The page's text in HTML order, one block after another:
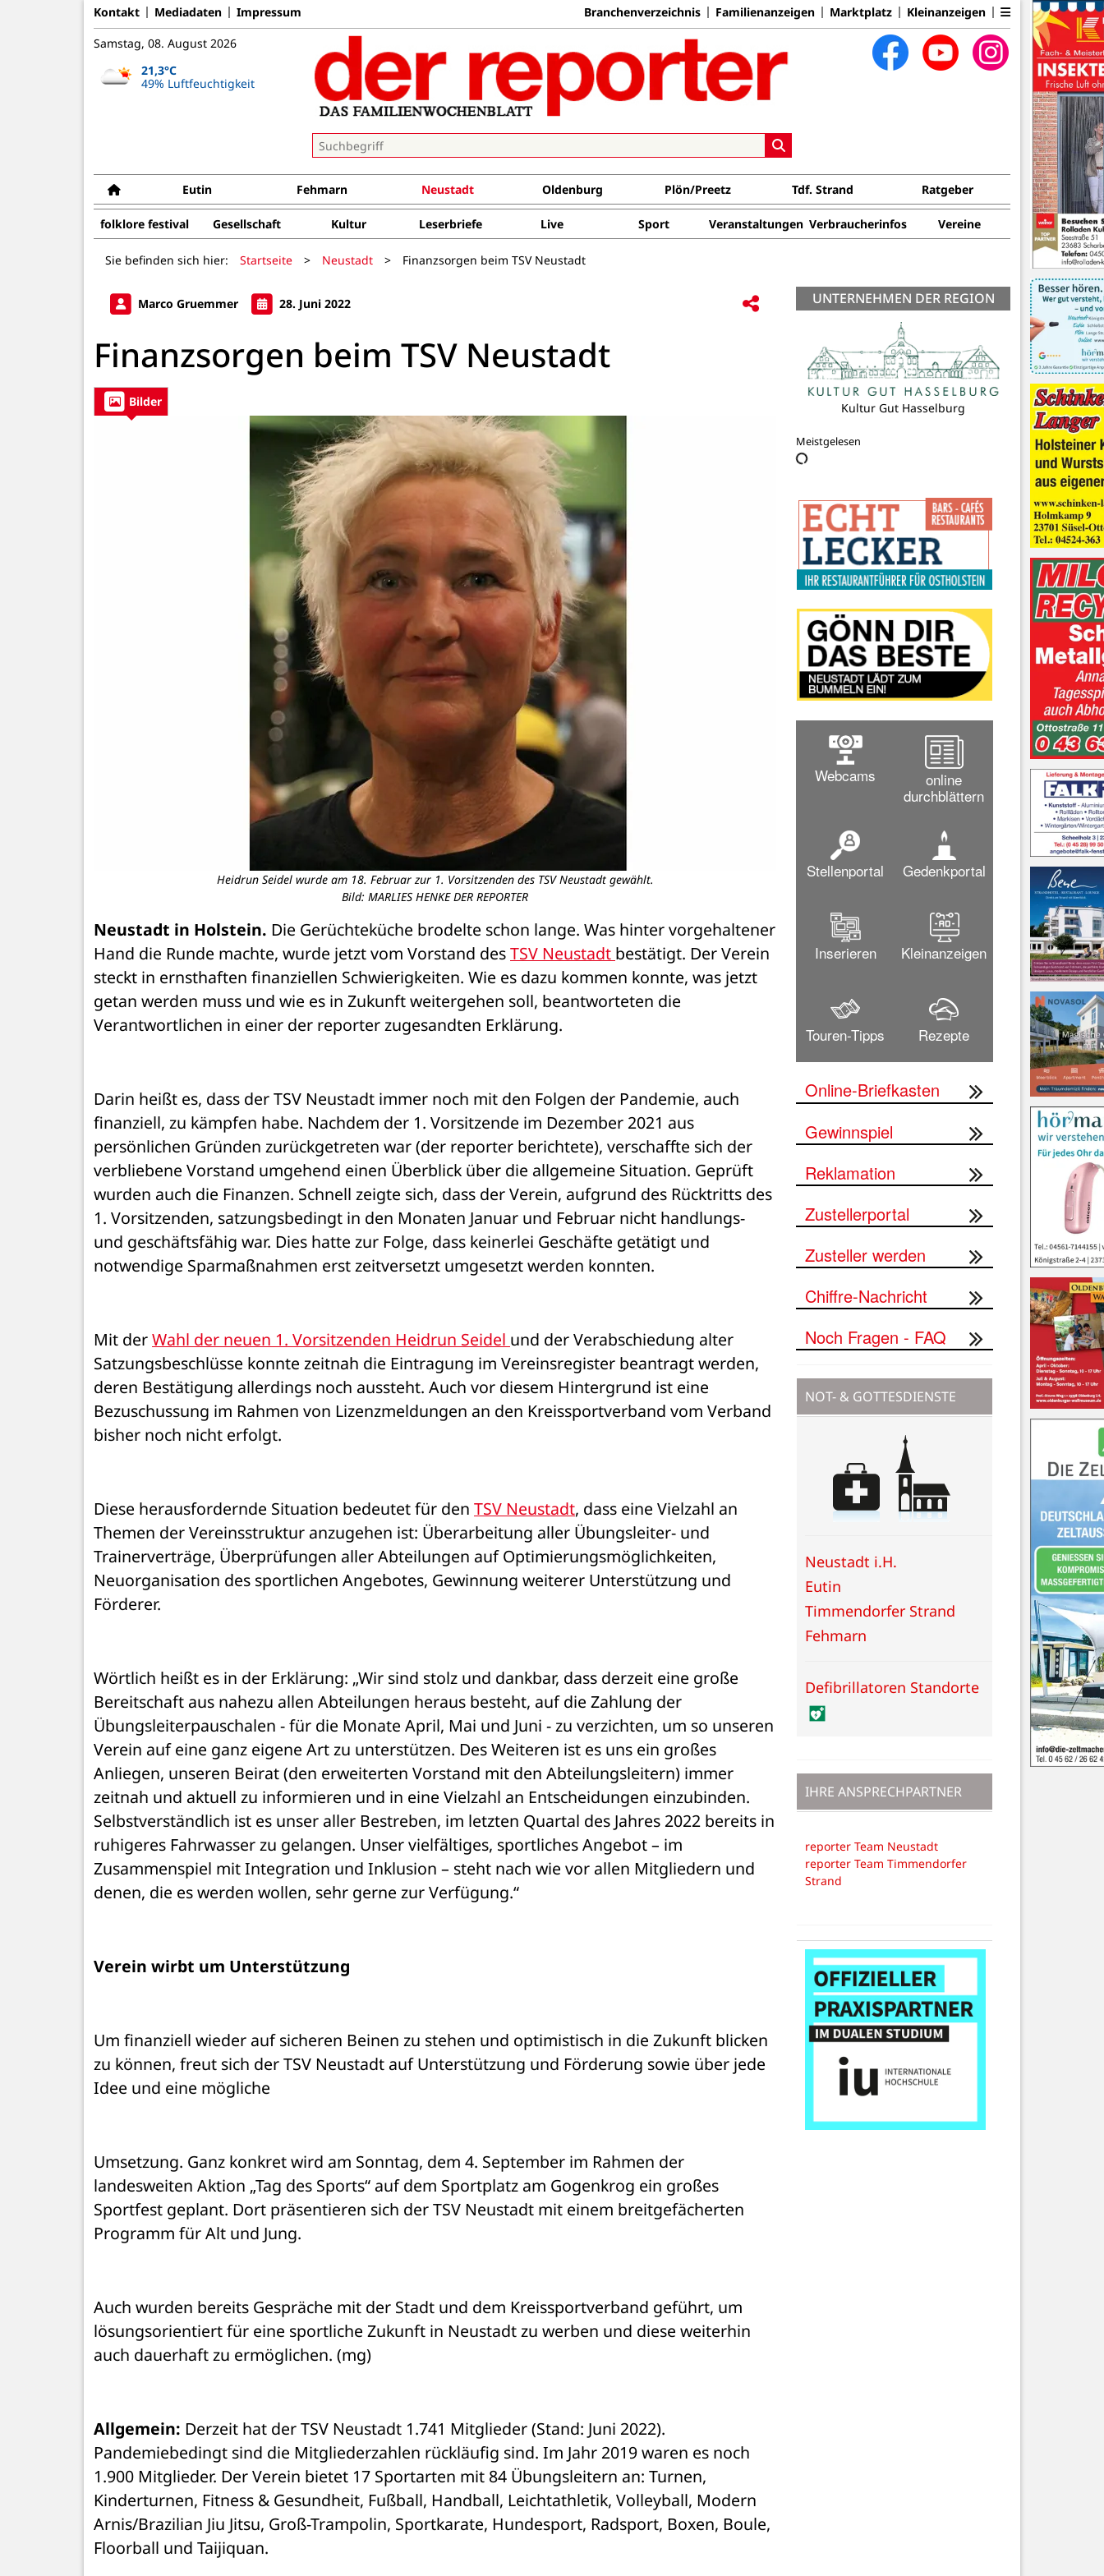
Kontakt Mediadaten Impressum Branchenverzeichnis Familienanzeigen Marktplatz Kleinanzeigen
Samstag, 08. August 2026
21,3°C
49% Luftfeuchtigkeit
Eutin Fehmarn Neustadt Oldenburg Plön/Preetz Tdf. Strand Ratgeber
folklore festival Gesellschaft Kultur Leserbriefe Live Sport Veranstaltungen Verbraucherinfos Vereine
Sie befinden sich hier: Startseite > Neustadt > Finanzsorgen beim TSV Neustadt
Marco Gruemmer 28. Juni 2022
Finanzsorgen beim TSV Neustadt
Bilder
Heidrun Seidel wurde am 18. Februar zur 1. Vorsitzenden des TSV Neustadt gewählt.
Bild: MARLIES HENKE DER REPORTER
Neustadt in Holstein. Die Gerüchteküche brodelte schon lange. Was hinter vorgehaltener
Hand die Runde machte, wurde jetzt vom Vorstand des TSV Neustadt bestätigt. Der Verein
steckt in ernsthaften finanziellen Schwierigkeiten. Wie es dazu kommen konnte, was jetzt
getan werden muss und wie es in Zukunft weitergehen soll, beantworteten die
Verantwortlichen in einer der reporter zugesandten Erklärung.
Darin heißt es, dass der TSV Neustadt immer noch mit den Folgen der Pandemie, auch
finanziell, zu kämpfen habe. Nachdem der 1. Vorsitzende im Dezember 2021 aus
persönlichen Gründen zurückgetreten war (der reporter berichtete), verschaffte sich der
verbliebene Vorstand umgehend einen Überblick über die allgemeine Situation. Geprüft
wurden auch die Finanzen. Schnell zeigte sich, dass der Verein, aufgrund des Rücktritts des
1. Vorsitzenden, satzungsbedingt in den Monaten Januar und Februar nicht handlungs-
und geschäftsfähig war. Dies hatte zur Folge, dass keinerlei Geschäfte getätigt und
notwendige Sparmaßnahmen erst zeitversetzt umgesetzt werden konnten.
Mit der Wahl der neuen 1. Vorsitzenden Heidrun Seidel und der Verabschiedung alter
Satzungsbeschlüsse konnte zeitnah die Eintragung im Vereinsregister beantragt werden,
deren Bestätigung allerdings noch aussteht. Auch vor diesem Hintergrund ist eine
Bezuschussung im Rahmen von Lizenzmeldungen an den Kreissportverband vom Verband
bisher noch nicht erfolgt.
Diese herausfordernde Situation bedeutet für den TSV Neustadt, dass eine Vielzahl an
Themen der Vereinsstruktur anzugehen ist: Überarbeitung aller Übungsleiter- und
Trainerverträge, Überprüfungen aller Abteilungen auf Optimierungsmöglichkeiten,
Neuorganisation des sportlichen Angebotes, Gewinnung weiterer Unterstützung und
Förderer.
Wörtlich heißt es in der Erklärung: „Wir sind stolz und dankbar, dass derzeit eine große
Bereitschaft aus nahezu allen Abteilungen heraus besteht, auf die Zahlung der
Übungsleiterpauschalen - für die Monate April, Mai und Juni - zu verzichten, um so unseren
Verein auf eine ganz eigene Art zu unterstützen. Des Weiteren ist es uns ein großes
Anliegen, unseren Beirat (den erweiterten Vorstand mit den Abteilungsleitern) immer
zeitnah und aktuell zu informieren und in eine Vielzahl an Entscheidungen einzubinden.
Selbstverständlich ist es unser aller Bestreben, im letzten Quartal des Jahres 2022 bereits in
ruhigeres Fahrwasser zu gelangen. Unser vielfältiges, sportliches Angebot – im
Zusammenspiel mit Integration und Inklusion – steht nach wie vor allen Mitgliedern und
denen, die es werden wollen, sehr gerne zur Verfügung.“
Verein wirbt um Unterstützung
Um finanziell wieder auf sicheren Beinen zu stehen und optimistisch in die Zukunft blicken
zu können, freut sich der TSV Neustadt auf Unterstützung und Förderung sowie über jede
Idee und eine mögliche
Umsetzung. Ganz konkret wird am Sonntag, dem 4. September im Rahmen der
landesweiten Aktion „Tag des Sports“ auf dem Sportplatz am Gogenkrog ein großes
Sportfest geplant. Dort präsentieren sich der TSV Neustadt mit einem breitgefächerten
Programm für Alt und Jung.
Auch wurden bereits Gespräche mit der Stadt und dem Kreissportverband geführt, um
lösungsorientiert für eine sportliche Zukunft in Neustadt zu werben und diese weiterhin
auch dauerhaft zu ermöglichen. (mg)
Allgemein: Derzeit hat der TSV Neustadt 1.741 Mitglieder (Stand: Juni 2022).
Pandemiebedingt sind die Mitgliederzahlen rückläufig sind. Im Jahr 2019 waren es noch
1.900 Mitglieder. Der Verein bietet 17 Sportarten mit 84 Übungsleitern an: Turnen,
Kinderturnen, Fitness & Gesundheit, Fußball, Handball, Leichtathletik, Volleyball, Modern
Arnis/Brazilian Jiu Jitsu, Groß-Trampolin, Sportkarate, Hundesport, Radsport, Boxen, Boule,
Floorball und Taijiquan.
UNTERNEHMEN DER REGION
Stadtmarketing Neustadt
Meistgelesen
Webcams
online
durchblättern
Stellenportal Gedenkportal
Inserieren Kleinanzeigen
Touren-Tipps Rezepte
Online-Briefkasten
Gewinnspiel
Reklamation
Zustellerportal
Zusteller werden
Chiffre-Nachricht
Noch Fragen - FAQ
NOT- & GOTTESDIENSTE
Neustadt i.H.
Eutin
Timmendorfer Strand
Fehmarn
Defibrillatoren Standorte
IHRE ANSPRECHPARTNER
reporter Team Neustadt
reporter Team Timmendorfer
Strand